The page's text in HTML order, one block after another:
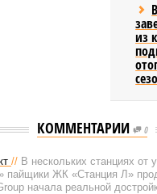
из
КОММЕНТАРИИ 0
// В нескольких станциях от
пайщики ЖК «Станция Л»
начала реальной